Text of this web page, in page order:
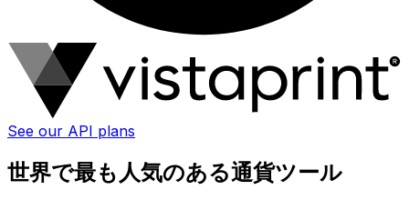
See our API plans
世界で最も人気のある通貨ツール